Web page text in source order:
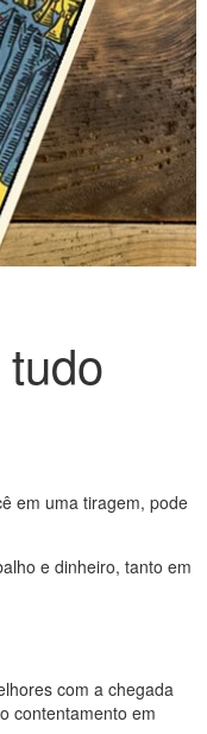
em uma tiragem, pode
e dinheiro, tanto em
com a chegada
contentamento em